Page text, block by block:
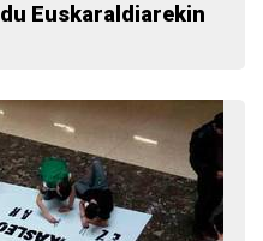
Euskaraldiarekin